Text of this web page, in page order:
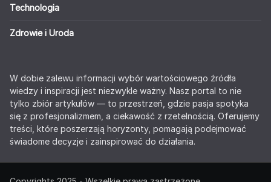
Technologia
Zdrowie i Uroda
W dobie zalewu informacji wybór wartościowego źródła
wiedzy i inspiracji jest niezwykle ważny. Nasz portal to nie
tylko zbiór artykułów — to przestrzeń, gdzie pasja spotyka
się z profesjonalizmem, a ciekawość z rzetelnością. Oferujemy
treści, które poszerzają horyzonty, pomagają podejmować
świadome decyzje i zainspirować do działania.